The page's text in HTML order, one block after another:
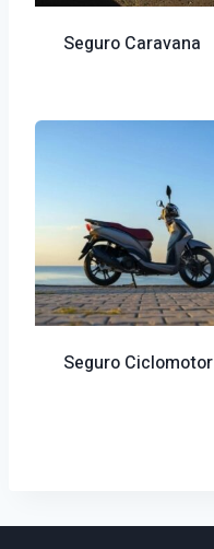
Seguro Caravana
Seguro Ciclomotor